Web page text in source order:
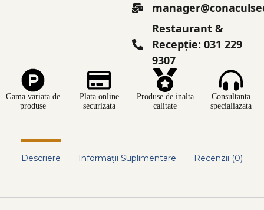
Restaurant &
Recepție: 031 229
9307
Gama variata de
produse
Plata online
securizata
Produse de inalta
calitate
Consultanta
specialiazata
Descriere Informații Suplimentare Recenzii (0)